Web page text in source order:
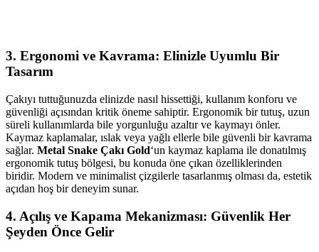
3. Ergonomi ve Kavrama: Elinizle Uyumlu Bir
Tasarım
Çakıyı tuttuğunuzda elinizde nasıl hissettiği, kullanım konforu ve
güvenliği açısından kritik öneme sahiptir. Ergonomik bir tutuş, uzun
süreli kullanımlarda bile yorgunluğu azaltır ve kaymayı önler.
Kaymaz kaplamalar, ıslak veya yağlı ellerle bile güvenli bir kavrama
sağlar. Metal Snake Çakı Gold‘un kaymaz kaplama ile donatılmış
ergonomik tutuş bölgesi, bu konuda öne çıkan özelliklerinden
biridir. Modern ve minimalist çizgilerle tasarlanmış olması da, estetik
açıdan hoş bir deneyim sunar.
4. Açılış ve Kapama Mekanizması: Güvenlik Her
Şeyden Önce Gelir